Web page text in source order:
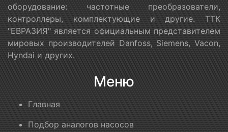
оборудование: частотные преобразователи,
контроллеры, комплектующие и другие. ТТК
"ЕВРАЗИЯ" является официальным представителем
мировых производителей Danfoss, Siemens, Vacon,
Hyndai и других.
Меню
Главная
Подбор аналогов насосов